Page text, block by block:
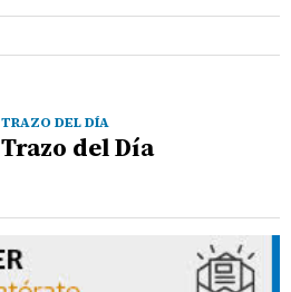
TRAZO DEL DÍA
Trazo del Día